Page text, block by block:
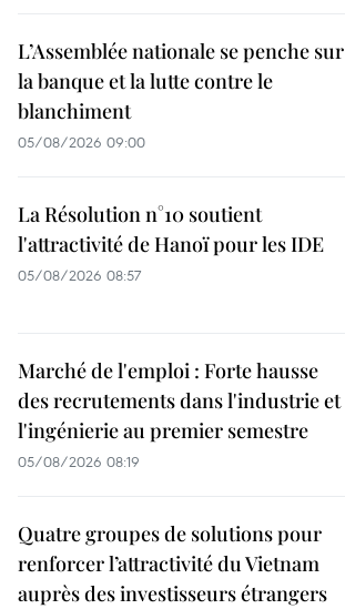
L’Assemblée nationale se penche sur
la banque et la lutte contre le
blanchiment
05/08/2026 09:00
La Résolution n°10 soutient
l'attractivité de Hanoï pour les IDE
05/08/2026 08:57
Marché de l'emploi : Forte hausse
des recrutements dans l'industrie et
l'ingénierie au premier semestre
05/08/2026 08:19
Quatre groupes de solutions pour
renforcer l’attractivité du Vietnam
auprès des investisseurs étrangers